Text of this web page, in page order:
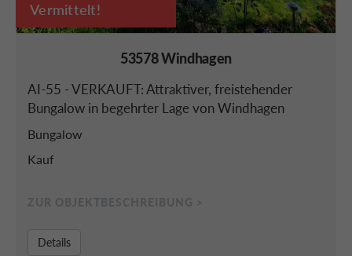
Vermittelt!
53578 Windhagen
AI-55 - VERKAUFT: Attraktiver, freistehender
Bungalow in begehrter Lage von Windhagen
Bungalow
Kauf
Details